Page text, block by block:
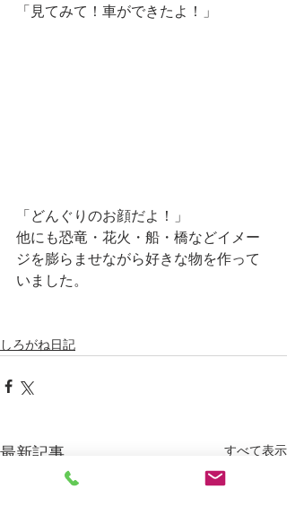
「見てみて！車ができたよ！」
「どんぐりのお顔だよ！」
他にも恐竜・花火・船・橋などイメー
ジを膨らませながら好きな物を作って
いました。
しろがね日記
最新記事 すべて表示